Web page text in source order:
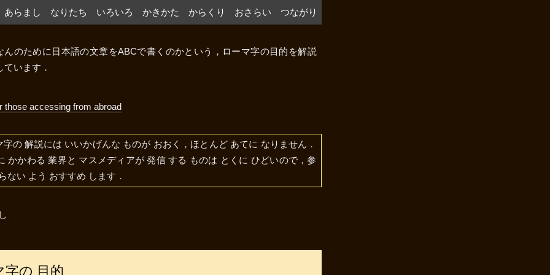
あらまし なりたち いろいろ かきかた からくり おさらい つながり
んのために日本語の文章をABCで書くのかという，ローマ字の目的を解説
ています．
those accessing from abroad
の 解説には いいかげんな ものが おおく，ほとんど あてに なりません．
かかわる 業界と マスメディアが 発信 する ものは とくに ひどいので，参
ない よう おすすめ します．
字の 目的